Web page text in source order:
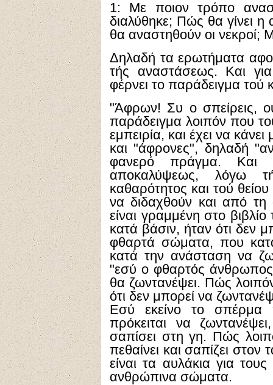
1: Με ποιον τρόπο
διαλύθηκε; Πώς θα γίνει
θα αναστηθούν οι
Δηλαδή τα ερωτήματα
τής αναστάσεως. Και
φέρνει το παράδειγμα
"Άφρων! Συ ο σπείρεις,
παράδειγμα λοιπόν που
εμπειρία, και έχει να
και "άφρονες", δηλαδή
φανερό πράγμα. Και
αποκαλύψεως, λόγω
καθαρότητος και τού
να διδαχθούν και από
είναι γραμμένη στο
κατά βάσιν, ήταν ότι
φθαρτά σώματα, που
κατά την ανάσταση να
"εσύ ο φθαρτός άνθρωπος,
θα ζωντανέψει. Πώς
ότι δεν μπορεί να
Εσύ εκείνο το σπέρμα
πρόκειται να
σαπίσει στη γη. Πώς
πεθαίνει και σαπίζει
είναι τα αυλάκια για
ανθρώπινα σώματα.